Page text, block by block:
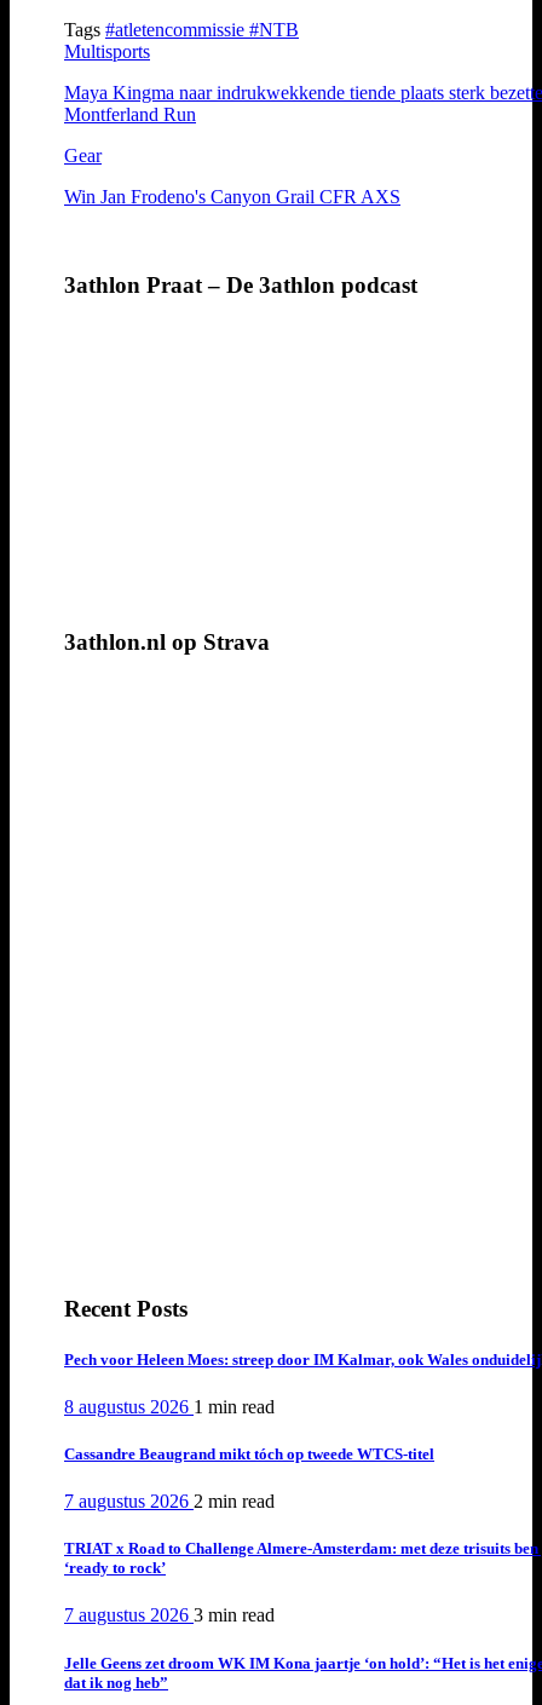
Tags #atletencommissie #NTB
Multisports
Maya Kingma naar indrukwekkende tiende plaats sterk bezette
Montferland Run
Gear
Win Jan Frodeno's Canyon Grail CFR AXS
3athlon Praat – De 3athlon podcast
3athlon.nl op Strava
Recent Posts
Pech voor Heleen Moes: streep door IM Kalmar, ook Wales
8 augustus 2026 1 min read
Cassandre Beaugrand mikt tóch op tweede WTCS-titel
7 augustus 2026 2 min read
TRIAT x Road to Challenge Almere-Amsterdam: met deze trisuits ben
‘ready to rock’
7 augustus 2026 3 min read
Jelle Geens zet droom WK IM Kona jaartje ‘on hold’: “Het is het
dat ik nog heb”